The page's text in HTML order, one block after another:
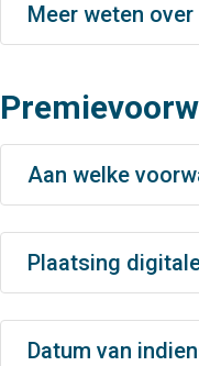
Meer weten
Aan welke
Plaatsing
Datum van